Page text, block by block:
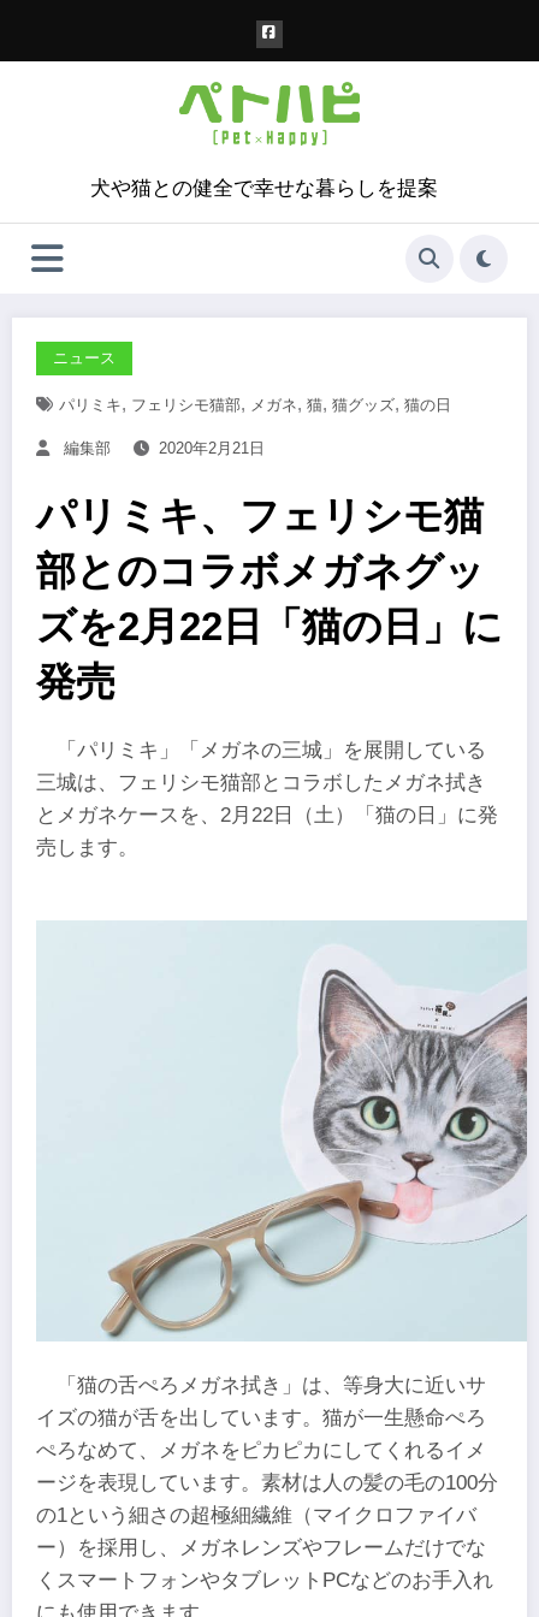
犬や猫との健全で幸せな暮らしを提案
ニュース
パリミキ, フェリシモ猫部, メガネ, 猫, 猫グッズ, 猫の日
編集部 2020年2月21日
パリミキ、フェリシモ猫
部とのコラボメガネグッ
ズを2月22日「猫の日」に
発売
「パリミキ」「メガネの三城」を展開している
三城は、フェリシモ猫部とコラボしたメガネ拭き
とメガネケースを、2月22日（土）「猫の日」に発
売します。
「猫の舌ぺろメガネ拭き」は、等身大に近いサ
イズの猫が舌を出しています。猫が一生懸命ぺろ
ぺろなめて、メガネをピカピカにしてくれるイメ
ージを表現しています。素材は人の髪の毛の100分
の1という細さの超極細繊維（マイクロファイバ
ー）を採用し、メガネレンズやフレームだけでな
くスマートフォンやタブレットPCなどのお手入れ